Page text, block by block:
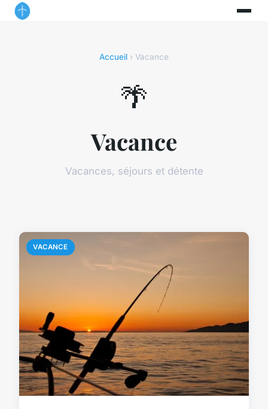
Accueil › Vacance
🌴
Vacance
Vacances, séjours et détente
VACANCE